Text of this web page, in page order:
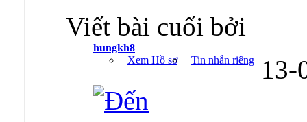
Viết bài cuối bởi
hungkh8
Xem Hồ sơ
Tin nhắn riêng